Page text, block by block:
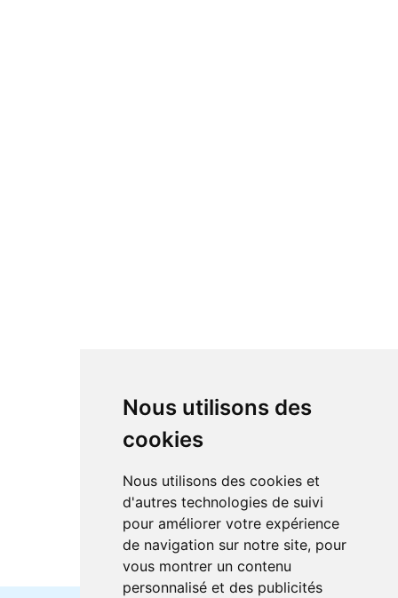
Nous utilisons des
cookies
Nous utilisons des cookies et
d'autres technologies de suivi
pour améliorer votre expérience
de navigation sur notre site, pour
vous montrer un contenu
personnalisé et des publicités